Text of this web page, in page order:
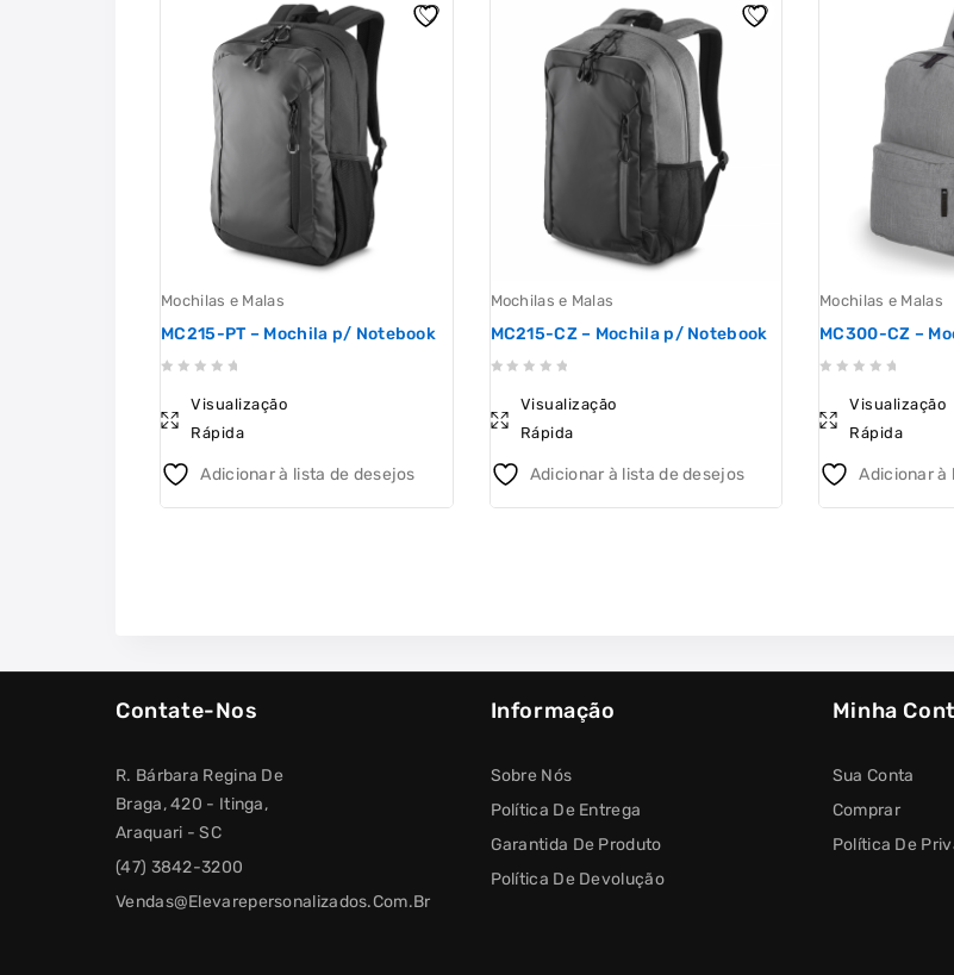
Mochilas e Malas
MC215-PT – Mochila p/ Notebook
Visualização
Rápida
Adicionar à lista de desejos
Mochilas e Malas
MC215-CZ – Mochila p/ Notebook
Visualização
Rápida
Adicionar à lista de desejos
Mochilas e Malas
MC300-CZ –
Visualização
Rápida
Adicionar à
Contate-Nos
R. Bárbara Regina De
Braga, 420 - Itinga,
Araquari - SC
(47) 3842-3200
Vendas@elevarepersonalizados.com.br
Informação
Sobre Nós
Política De Entrega
Garantida De Produto
Política De Devolução
Minha
Sua Conta
Comprar
Política De